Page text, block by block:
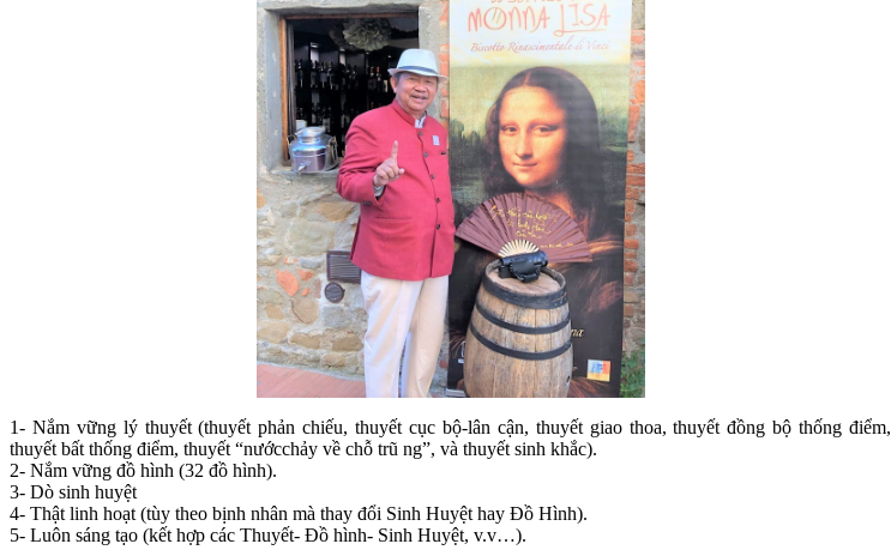
1- Nắm vững lý thuyết (thuyết phản chiếu, thuyết cục bộ-lân cận, thuyết giao thoa, thuyết đồng bộ thống điểm,
thuyết bất thống điểm, thuyết “nướcchảy về chỗ trũ ng”, và thuyết sinh khắc).
2- Nắm vững đồ hình (32 đồ hình).
3- Dò sinh huyệt
4- Thật linh hoạt (tùy theo bịnh nhân mà thay đổi Sinh Huyệt hay Đồ Hình).
5- Luôn sáng tạo (kết hợp các Thuyết- Đồ hình- Sinh Huyệt, v.v…).